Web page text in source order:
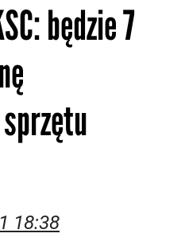
będzie 7
18:38